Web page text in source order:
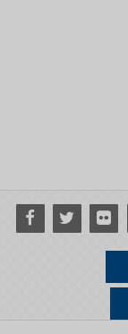
Facebook
Twitter Flickr